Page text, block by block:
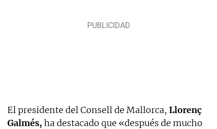
El presidente del Consell de Mallorca, Llorenç
Galmés, ha destacado que «después de mucho